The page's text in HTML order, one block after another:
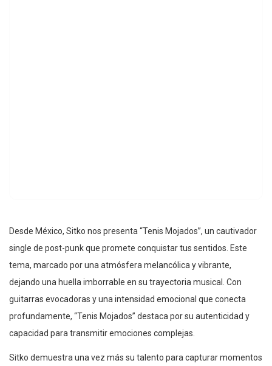
Desde México, Sitko nos presenta “Tenis Mojados”, un cautivador
single de post-punk que promete conquistar tus sentidos. Este
tema, marcado por una atmósfera melancólica y vibrante,
dejando una huella imborrable en su trayectoria musical. Con
guitarras evocadoras y una intensidad emocional que conecta
profundamente, “Tenis Mojados” destaca por su autenticidad y
capacidad para transmitir emociones complejas.
Sitko demuestra una vez más su talento para capturar momentos